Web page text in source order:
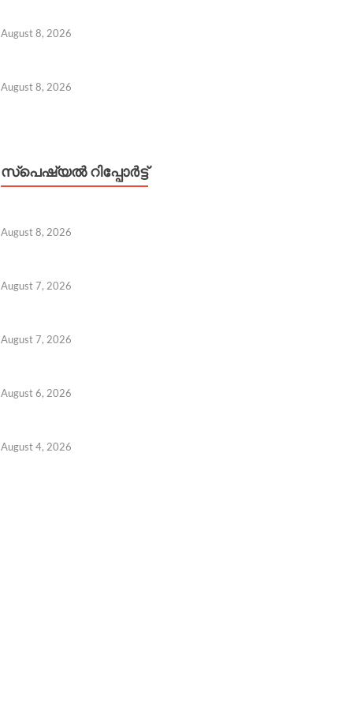
8, 2026
August 8, 2026
August 8, 2026
സ്പെഷ്യൽ റിപ്പോര്‍ട്ട്
August 8, 2026
August 7, 2026
August 7, 2026
August 6, 2026
August 4, 2026